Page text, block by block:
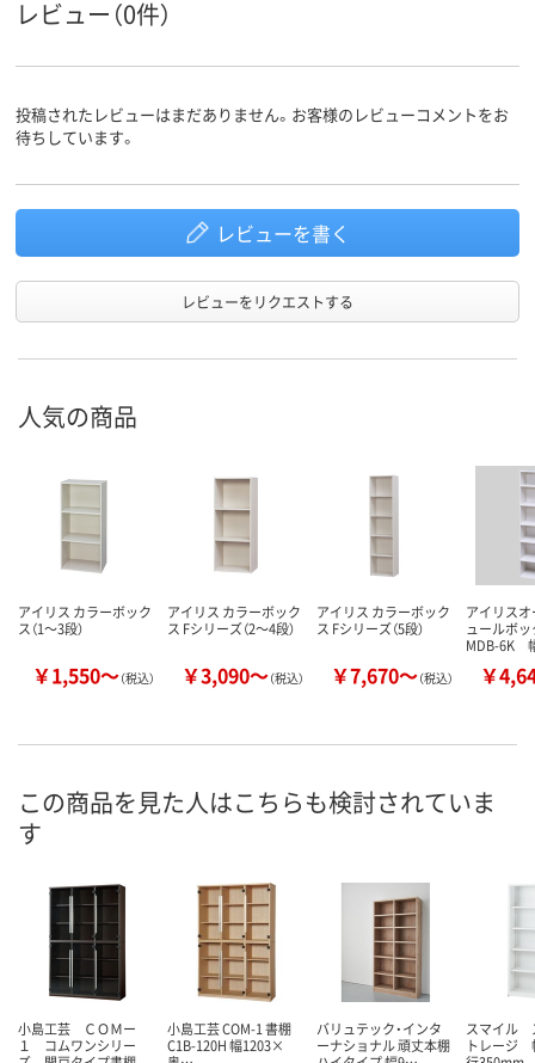
レビュー（0件）
投稿されたレビューはまだありません。お客様のレビューコメントをお
待ちしています。
レビューを書く
レビューをリクエストする
人気の商品
アイリス カラーボック
ス（1～3段）
￥1,550～（税込）
アイリス カラーボック
ス Fシリーズ（2～4段）
￥3,090～（税込）
アイリス カラーボック
ス Fシリーズ（5段）
￥7,670～（税込）
アイリス
ュールボ
MDB-6K
￥
この商品を見た人はこちらも検討されていま
す
小島工芸 ＣＯＭー
１ コムワンシリー
小島工芸 COM-1 書棚
C1B-120H 幅1203×
バリュテック・インタ
ーナショナル 頑丈本棚
スマイル
トレージ